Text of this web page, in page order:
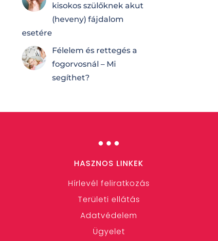
kisokos szülőknek akut
(heveny) fájdalom
esetére
Félelem és rettegés a
fogorvosnál – Mi
segíthet?
…
HASZNOS LINKEK
Hírlevél feliratkozás
Területi ellátás
Adatvédelem
Ügyelet